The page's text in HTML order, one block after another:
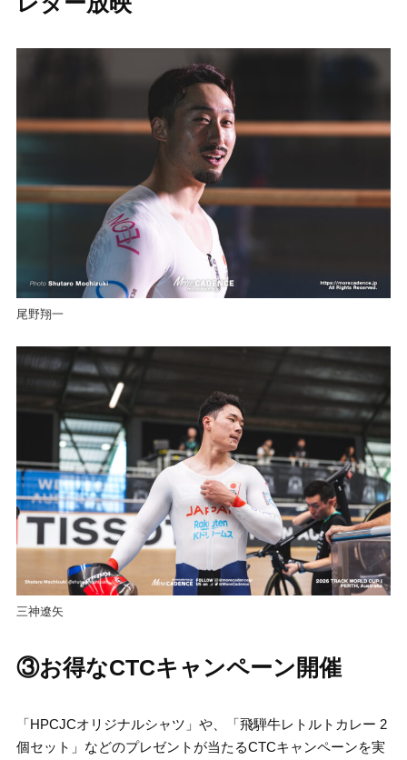
尾野翔一
三神遼矢
③お得なCTCキャンペーン開催
「HPCJCオリジナルシャツ」や、「飛騨牛レトルトカレー 2
個セット」などのプレゼントが当たるCTCキャンペーンを実